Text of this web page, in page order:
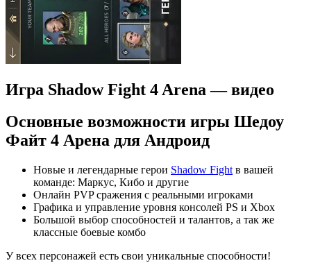
Игра Shadow Fight 4 Arena — видео
Основные возможности игры Шедоу
Файт 4 Арена для Андроид
Новые и легендарные герои Shadow Fight в вашей
команде: Маркус, Кибо и другие
Онлайн PVP сражения с реальными игроками
Графика и управление уровня консолей PS и Xbox
Большой выбор способностей и талантов, а так же
классные боевые комбо
У всех персонажей есть свои уникальные способности!